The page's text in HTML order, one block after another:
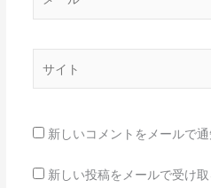
ー
*
新しいコメントをメールで通
新しい投稿をメールで受け取